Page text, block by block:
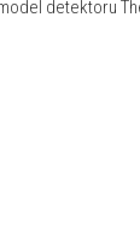
detektoru